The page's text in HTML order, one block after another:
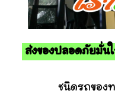
ส่งของปลอดภัยมั่น
ชนิดรถของทางเ